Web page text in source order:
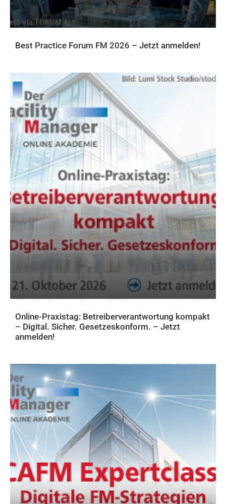
Best Practice Forum FM 2026 – Jetzt anmelden!
Online-Praxistag: Betreiberverantwortung kompakt
– Digital. Sicher. Gesetzeskonform. – Jetzt
anmelden!